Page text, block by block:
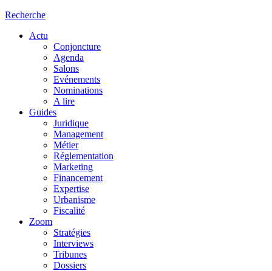
Recherche
Actu
Conjoncture
Agenda
Salons
Evénements
Nominations
A lire
Guides
Juridique
Management
Métier
Réglementation
Marketing
Financement
Expertise
Urbanisme
Fiscalité
Zoom
Stratégies
Interviews
Tribunes
Dossiers